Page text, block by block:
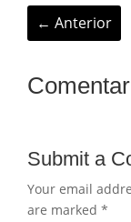
← Anterior
Submit a
Your email
are marked *